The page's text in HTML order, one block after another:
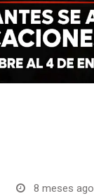
8 meses ago